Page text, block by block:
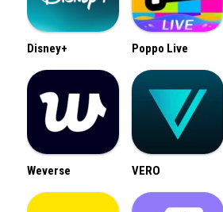
Disney+ Poppo Live
Weverse VERO